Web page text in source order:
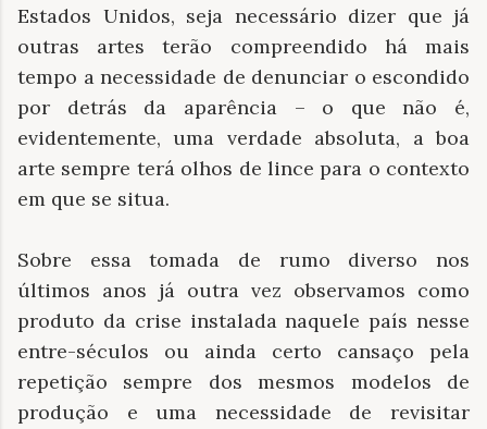
Estados Unidos, seja necessário dizer que já
outras artes terão compreendido há mais
tempo a necessidade de denunciar o escondido
por detrás da aparência – o que não é,
evidentemente, uma verdade absoluta, a boa
arte sempre terá olhos de lince para o contexto
em que se situa.
Sobre essa tomada de rumo diverso nos
últimos anos já outra vez observamos como
produto da crise instalada naquele país nesse
entre-séculos ou ainda certo cansaço pela
repetição sempre dos mesmos modelos de
produção e uma necessidade de revisitar